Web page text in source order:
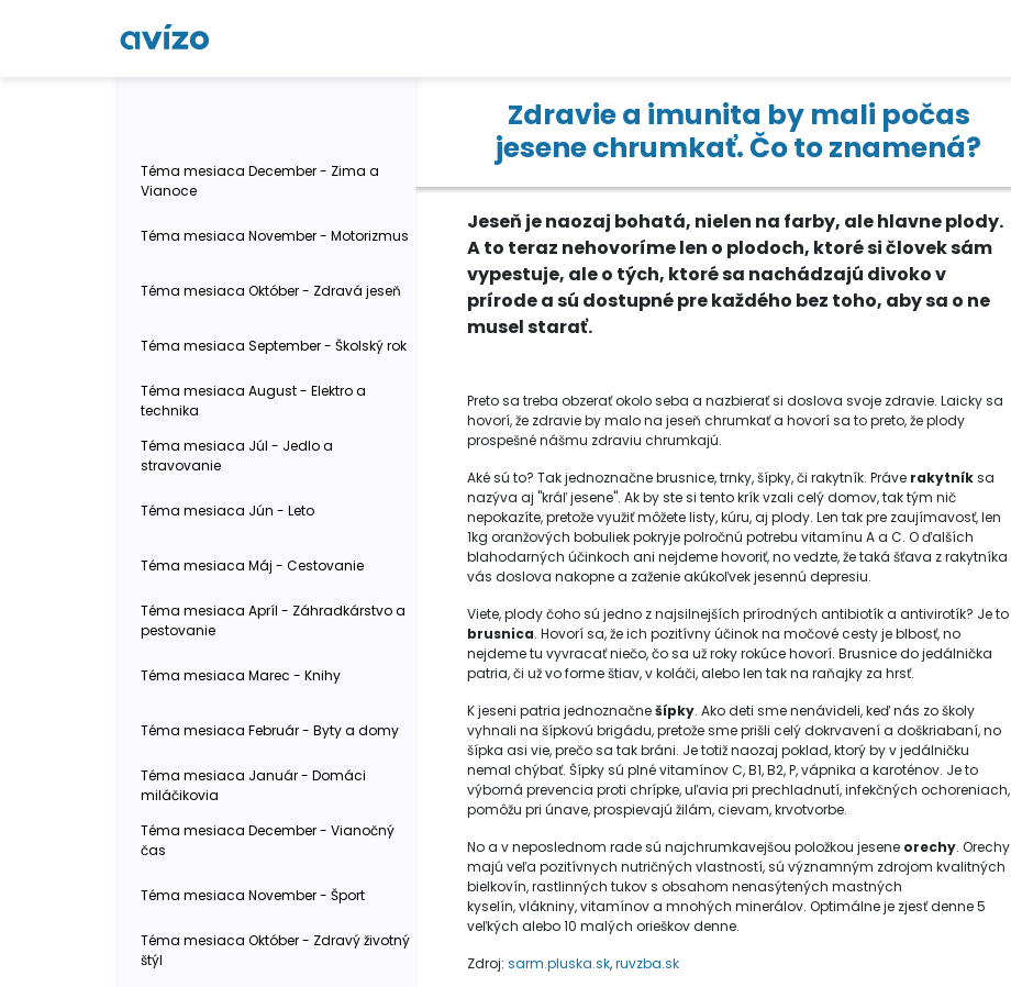
Téma mesiaca December - Zima a
Vianoce
Téma mesiaca November - Motorizmus
Téma mesiaca Október - Zdravá jeseň
Téma mesiaca September - Školský rok
Téma mesiaca August - Elektro a
technika
Téma mesiaca Júl - Jedlo a
stravovanie
Téma mesiaca Jún - Leto
Téma mesiaca Máj - Cestovanie
Téma mesiaca Apríl - Záhradkárstvo a
pestovanie
Téma mesiaca Marec - Knihy
Téma mesiaca Február - Byty a domy
Téma mesiaca Január - Domáci
miláčikovia
Téma mesiaca December - Vianočný
čas
Téma mesiaca November - Šport
Téma mesiaca Október - Zdravý životný
štýl
Zdravie a imunita by mali počas
jesene chrumkať. Čo to znamená?
Jeseň je naozaj bohatá, nielen na farby, ale hlavne plody.
A to teraz nehovoríme len o plodoch, ktoré si človek sám
vypestuje, ale o tých, ktoré sa nachádzajú divoko v
prírode a sú dostupné pre každého bez toho, aby sa o ne
musel starať.
Preto sa treba obzerať okolo seba a nazbierať si doslova svoje zdravie. Laicky sa
hovorí, že zdravie by malo na jeseň chrumkať a hovorí sa to preto, že plody
prospešné nášmu zdraviu chrumkajú.
Aké sú to? Tak jednoznačne brusnice, trnky, šípky, či rakytník. Práve rakytníksa
nazýva aj "kráľ jesene". Ak by ste si tento krík vzali celý domov, tak tým nič
nepokazíte, pretože využiť môžete listy, kúru, aj plody. Len tak pre zaujímavosť, len
1kg oranžových bobuliek pokryje polročnú potrebu vitamínu A a C. O ďalších
blahodarných účinkoch ani nejdeme hovoriť, no vedzte, že taká šťava z rakytníka
vás doslova nakopne a zaženie akúkoľvek jesennú depresiu.
Viete, plody čoho sú jedno z najsilnejších prírodných antibiotík a antivirotík? Je to
brusnica. Hovorí sa, že ich pozitívny účinok na močové cesty je blbosť, no
nejdeme tu vyvracať niečo, čo sa už roky rokúce hovorí. Brusnice do jedálnička
patria, či už vo forme štiav, v koláči, alebo len tak na raňajky za hrsť.
K jeseni patria jednoznačnešípky. Ako deti sme nenávideli, keď nás zo školy
vyhnali na šípkovú brigádu, pretože sme prišli celý dokrvavení a doškriabaní, no
šípka asi vie, prečo sa tak bráni. Je totiž naozaj poklad, ktorý by v jedálničku
nemal chýbať. Šípky sú plné vitamínov C, B1, B2, P, vápnika a karoténov. Je to
výborná prevencia proti chrípke, uľavia pri prechladnutí, infekčných ochoreniach,
pomôžu pri únave, prospievajú žilám, cievam, krvotvorbe.
No a v neposlednom rade sú najchrumkavejšou položkou jesene orechy. Orechy
majú veľa pozitívnych nutričných vlastností, sú významným zdrojom kvalitných
bielkovín, rastlinných tukov s obsahom nenasýtených mastných
kyselín, vlákniny, vitamínov a mnohých minerálov. Optimálne je zjesť denne 5
veľkých alebo 10 malých orieškov denne.
Zdroj: sarm.pluska.sk,ruvzba.sk